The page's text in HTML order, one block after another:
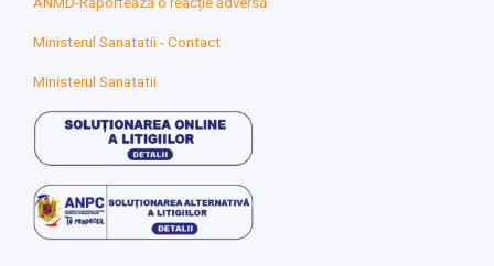
Ministerul Sanatatii - Contact
Ministerul Sanatatii